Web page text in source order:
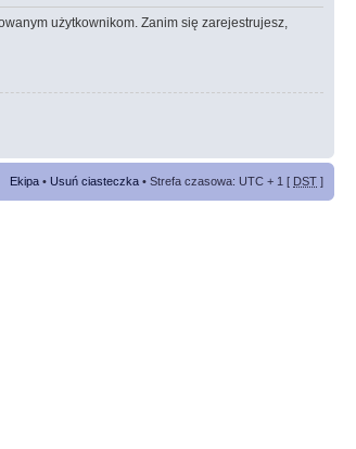
użytkownikom. Zanim się zarejestrujesz,
Ekipa • Usuń ciasteczka • Strefa czasowa: UTC + 1 [ DST ]